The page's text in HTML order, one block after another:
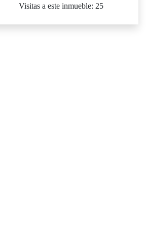
Visitas a este inmueble: 25